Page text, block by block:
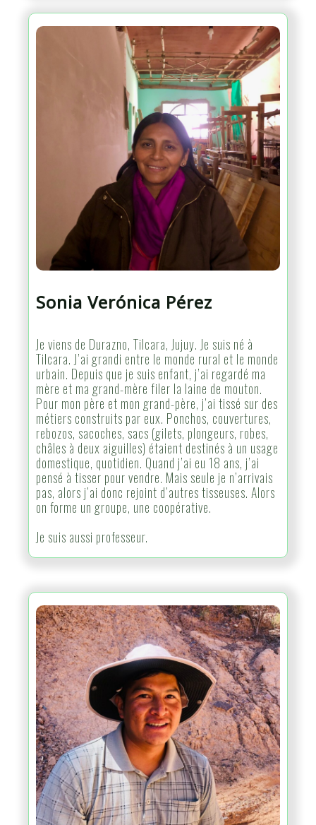
Sonia Verónica Pérez
Je viens de Durazno, Tilcara, Jujuy. Je suis né à
Tilcara. J’ai grandi entre le monde rural et le monde
urbain. Depuis que je suis enfant, j’ai regardé ma
mère et ma grand-mère filer la laine de mouton.
Pour mon père et mon grand-père, j’ai tissé sur des
métiers construits par eux. Ponchos, couvertures,
rebozos, sacoches, sacs (gilets, plongeurs, robes,
châles à deux aiguilles) étaient destinés à un usage
domestique, quotidien. Quand j’ai eu 18 ans, j’ai
pensé à tisser pour vendre. Mais seule je n’arrivais
pas, alors j’ai donc rejoint d’autres tisseuses. Alors
on forme un groupe, une coopérative.
Je suis aussi professeur.